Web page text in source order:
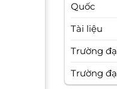
Quốc
Tài liệu
Trường
Trường